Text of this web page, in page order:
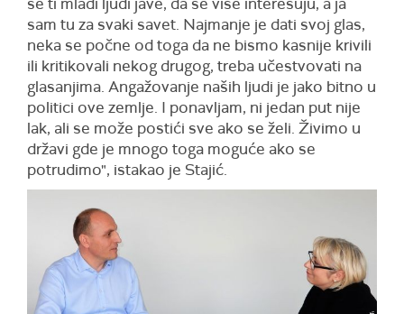
sam tu za svaki savet. Najmanje je dati svoj glas,
neka se počne od toga da ne bismo kasnije krivili
ili kritikovali nekog drugog, treba učestvovati na
glasanjima. Angažovanje naših ljudi je jako bitno u
politici ove zemlje. I ponavljam, ni jedan put nije
lak, ali se može postići sve ako se želi. Živimo u
državi gde je mnogo toga moguće ako se
potrudimo", istakao je Stajić.